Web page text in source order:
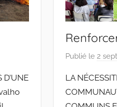
D’UNE
Publié le2
LA